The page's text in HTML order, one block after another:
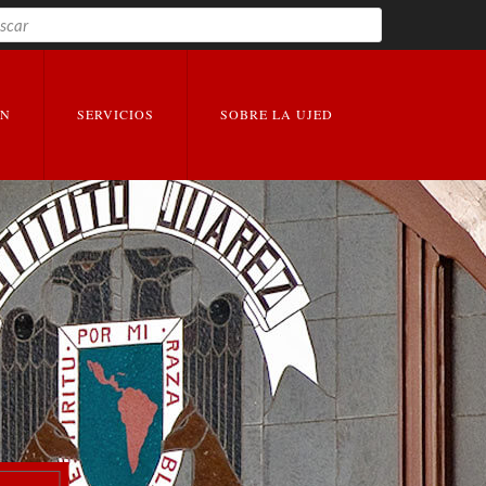
Buscar
EXPANDIR
SERVICIOS EXPANDIR
SOBRE LA UJED